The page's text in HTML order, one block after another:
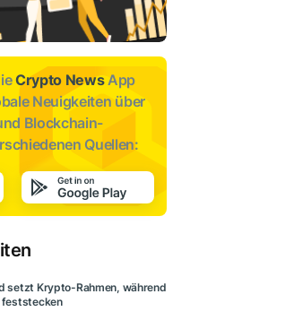
Crypto NewsApp
Neuigkeiten über
Blockchain-
Quellen:
setzt Krypto-Rahmen, während
feststecken